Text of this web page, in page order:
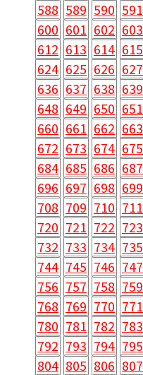
588 589 590 591
600 601 602 603
612 613 614 615
624 625 626 627
636 637 638 639
648 649 650 651
660 661 662 663
672 673 674 675
684 685 686 687
696 697 698 699
708 709 710 711
720 721 722 723
732 733 734 735
744 745 746 747
756 757 758 759
768 769 770 771
780 781 782 783
792 793 794 795
804 805 806 807